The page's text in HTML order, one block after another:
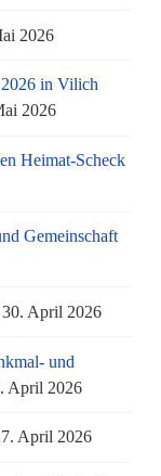
2026
in Vilich
2026
Heimat-Scheck
Gemeinschaft
30. April 2026
und
April 2026
April 2026